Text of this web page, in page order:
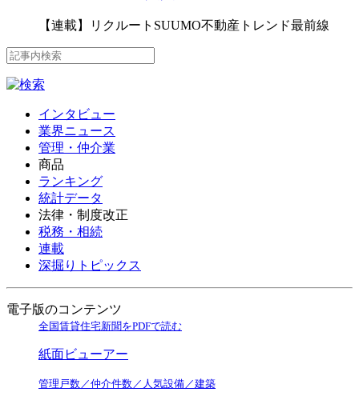
【連載】リクルートSUUMO不動産トレンド最前線
インタビュー
業界ニュース
管理・仲介業
商品
ランキング
統計データ
法律・制度改正
税務・相続
連載
深掘りトピックス
電子版のコンテンツ
全国賃貸住宅新聞をPDFで読む
紙面ビューアー
管理戸数／仲介件数／人気設備／建築